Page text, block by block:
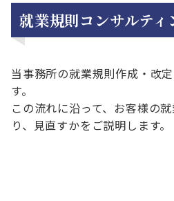
就業規則コンサルティ
当事務所の就業規則作成・改
す。
この流れに沿って、お客様の
り、見直すかをご説明します。